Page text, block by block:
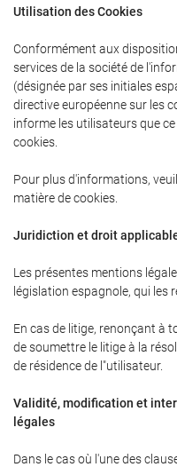
Utilisation des Cookies
Conformément aux
services de la société de
(désignée par ses initiales
directive européenne sur les
informe les utilisateurs que
cookies.
Pour plus d'informations,
matière de cookies.
Juridiction et droit
Les présentes mentions
législation espagnole, qui les
En cas de litige, renonçant à
de soumettre le litige à la
de résidence de l"utilisateur.
Validité, modification et
légales
Dans le cas où l'une des